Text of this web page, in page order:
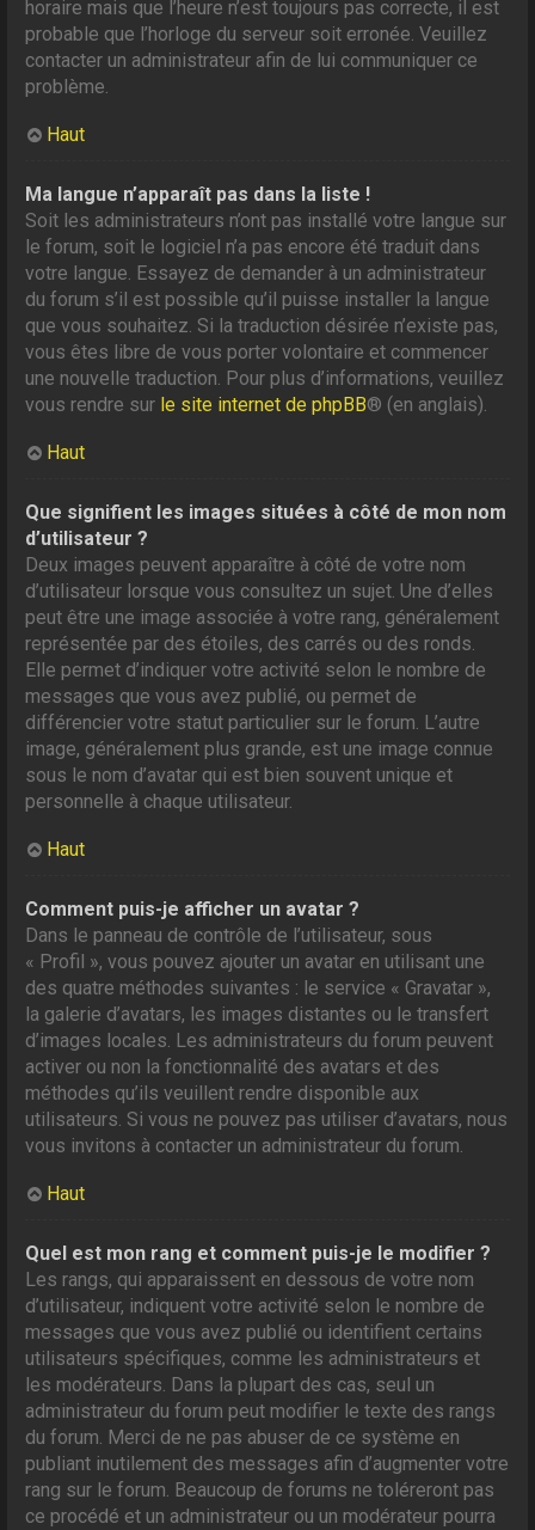
horaire mais que l’heure n’est toujours pas correcte, il est
probable que l’horloge du serveur soit erronée. Veuillez
contacter un administrateur afin de lui communiquer ce
problème.
Haut
Ma langue n’apparaît pas dans la liste !
Soit les administrateurs n’ont pas installé votre langue sur
le forum, soit le logiciel n’a pas encore été traduit dans
votre langue. Essayez de demander à un administrateur
du forum s’il est possible qu’il puisse installer la langue
que vous souhaitez. Si la traduction désirée n’existe pas,
vous êtes libre de vous porter volontaire et commencer
une nouvelle traduction. Pour plus d’informations, veuillez
vous rendre sur le site internet de phpBB® (en anglais).
Haut
Que signifient les images situées à côté de mon nom
d’utilisateur ?
Deux images peuvent apparaître à côté de votre nom
d’utilisateur lorsque vous consultez un sujet. Une d’elles
peut être une image associée à votre rang, généralement
représentée par des étoiles, des carrés ou des ronds.
Elle permet d’indiquer votre activité selon le nombre de
messages que vous avez publié, ou permet de
différencier votre statut particulier sur le forum. L’autre
image, généralement plus grande, est une image connue
sous le nom d’avatar qui est bien souvent unique et
personnelle à chaque utilisateur.
Haut
Comment puis-je afficher un avatar ?
Dans le panneau de contrôle de l’utilisateur, sous
« Profil », vous pouvez ajouter un avatar en utilisant une
des quatre méthodes suivantes : le service « Gravatar »,
la galerie d’avatars, les images distantes ou le transfert
d’images locales. Les administrateurs du forum peuvent
activer ou non la fonctionnalité des avatars et des
méthodes qu’ils veuillent rendre disponible aux
utilisateurs. Si vous ne pouvez pas utiliser d’avatars, nous
vous invitons à contacter un administrateur du forum.
Haut
Quel est mon rang et comment puis-je le modifier ?
Les rangs, qui apparaissent en dessous de votre nom
d’utilisateur, indiquent votre activité selon le nombre de
messages que vous avez publié ou identifient certains
utilisateurs spécifiques, comme les administrateurs et
les modérateurs. Dans la plupart des cas, seul un
administrateur du forum peut modifier le texte des rangs
du forum. Merci de ne pas abuser de ce système en
publiant inutilement des messages afin d’augmenter votre
rang sur le forum. Beaucoup de forums ne toléreront pas
ce procédé et un administrateur ou un modérateur pourra